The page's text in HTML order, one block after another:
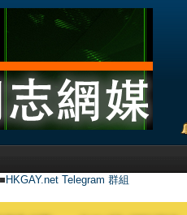
HKGAY.net Telegram 群組